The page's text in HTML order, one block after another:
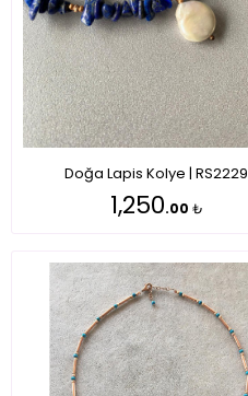
Doğa Lapis Kolye | RS2229
1,250.00 ₺